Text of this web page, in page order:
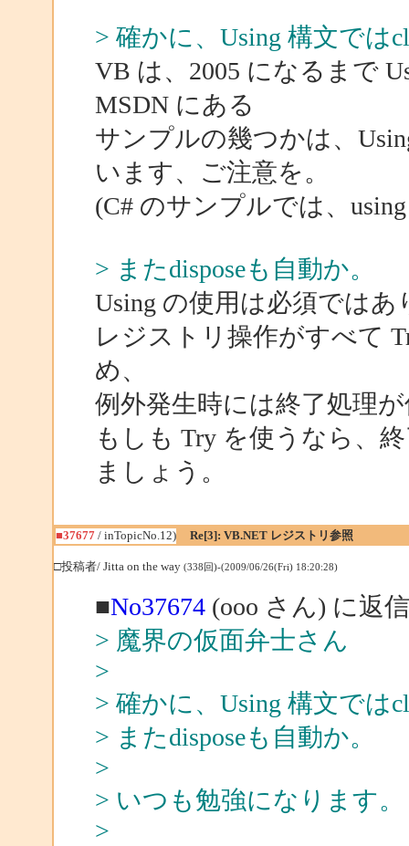
> 確かに、Using 構文では
VB は、2005 になるまで
MSDN にある
サンプルの幾つかは、
います、ご注意を。
(C# のサンプルでは、
> またdisposeも自動か。
Using の使用は必須では
レジストリ操作がすべて
め、
例外発生時には終了処理
もしも Try を使うなら、
ましょう。
■37677/ inTopicNo.12) Re[3]: VB.NET レジストリ参照
□投稿者/ Jitta on the way (338回)-(2009/06/26(Fri) 18:20:28)
■No37674(ooo さん) に返信
> 魔界の仮面弁士さん
>
> 確かに、Using 構文では
> またdisposeも自動か。
>
> いつも勉強になります。
>